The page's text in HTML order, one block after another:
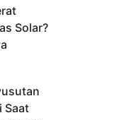
Solar?
Saat